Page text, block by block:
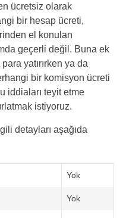
ücretsiz olarak
bir hesap ücreti,
el konulan
geçerli değil. Buna ek
yatırırken ya da
bir komisyon ücreti
iddiaları teyit etme
istiyoruz.
detayları aşağıda
Yok
Yok